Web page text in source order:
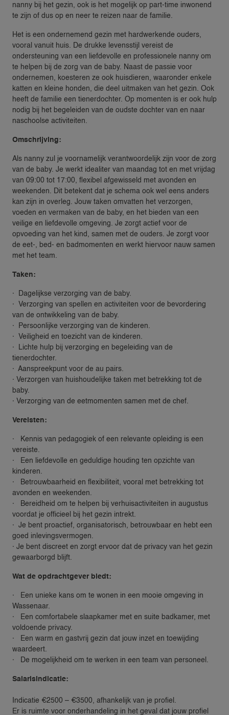
nanny bij het gezin, ook is het mogelijk op part-time inwonend
te zijn of dus op en neer te reizen naar de familie.
Het is een ondernemend gezin met hardwerkende ouders,
vooral vanuit huis. De drukke levensstijl vereist de
ondersteuning van een liefdevolle en professionele nanny om
te helpen bij de zorg van de baby. Naast de passie voor
ondernemen, koesteren ze ook huisdieren, waaronder enkele
katten en kleine honden, die deel uitmaken van het gezin. Ook
heeft de familie een tienerdochter. Op momenten is er ook hulp
nodig bij het begeleiden van de oudste dochter van en naar
naschoolse activiteiten.
Omschrijving:
Als nanny zul je voornamelijk verantwoordelijk zijn voor de zorg
van de baby. Je werkt idealiter van maandag tot en met vrijdag
van 09:00 tot 17:00, flexibel afgewisseld met avonden en
weekenden. Dit betekent dat je schema ook wel eens anders
kan zijn in overleg. Jouw taken omvatten het verzorgen,
voeden en vermaken van de baby, en het bieden van een
veilige en liefdevolle omgeving. Je zorgt actief voor de
opvoeding van het kind, samen met de ouders. Je zorgt voor
de eet-, bed- en badmomenten en werkt hiervoor nauw samen
met het team.
Taken:
· Dagelijkse verzorging van de baby.
· Verzorging van spellen en activiteiten voor de bevordering
van de ontwikkeling van de baby.
· Persoonlijke verzorging van de kinderen.
· Veiligheid en toezicht van de kinderen.
· Lichte hulp bij verzorging en begeleiding van de
tienerdochter.
· Aanspreekpunt voor de au pairs.
· Verzorgen van huishoudelijke taken met betrekking tot de
baby.
· Verzorging van de eetmomenten samen met de chef.
Vereisten:
· Kennis van pedagogiek of een relevante opleiding is een
vereiste.
· Een liefdevolle en geduldige houding ten opzichte van
kinderen.
· Betrouwbaarheid en flexibiliteit, vooral met betrekking tot
avonden en weekenden.
· Bereidheid om te helpen bij verhuisactiviteiten in augustus
voordat je officieel bij het gezin intrekt.
· Je bent proactief, organisatorisch, betrouwbaar en hebt een
goed inlevingsvermogen.
· Je bent discreet en zorgt ervoor dat de privacy van het gezin
gewaarborgd blijft.
Wat de opdrachtgever biedt:
· Een unieke kans om te wonen in een mooie omgeving in
Wassenaar.
· Een comfortabele slaapkamer met en suite badkamer, met
voldoende privacy.
· Een warm en gastvrij gezin dat jouw inzet en toewijding
waardeert.
· De mogelijkheid om te werken in een team van personeel.
Salarisindicatie:
Indicatie €2500 – €3500, afhankelijk van je profiel.
Er is ruimte voor onderhandeling in het geval dat jouw profiel